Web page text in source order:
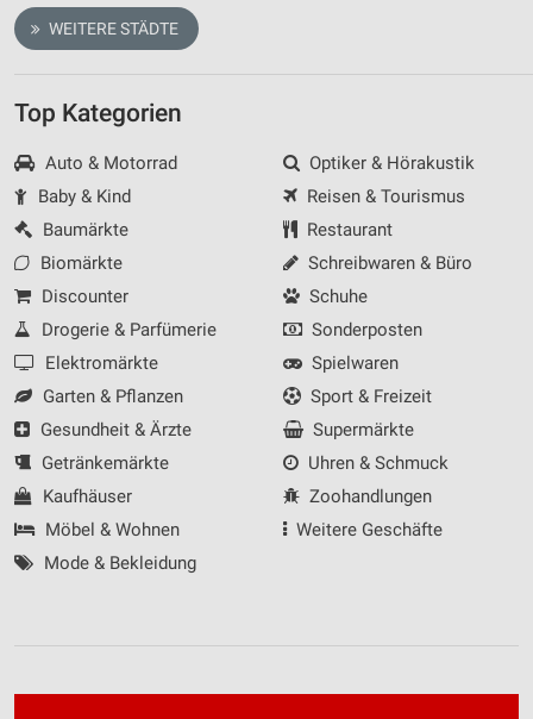
WEITERE STÄDTE
Top Kategorien
Auto & Motorrad
Baby & Kind
Baumärkte
Biomärkte
Discounter
Drogerie & Parfümerie
Elektromärkte
Garten & Pflanzen
Gesundheit & Ärzte
Getränkemärkte
Kaufhäuser
Möbel & Wohnen
Mode & Bekleidung
Optiker & Hörakustik
Reisen & Tourismus
Restaurant
Schreibwaren & Büro
Schuhe
Sonderposten
Spielwaren
Sport & Freizeit
Supermärkte
Uhren & Schmuck
Zoohandlungen
Weitere Geschäfte
Verwendung genauer Standortdaten
Nicht-IAB-Verarbeitungszwecke:
Notwendig
Performance
Funktional
Werbung